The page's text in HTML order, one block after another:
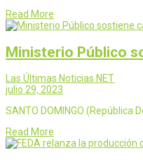
Read More
Ministerio Público
Las Últimas Noticias NET
julio 29, 2023
SANTO DOMINGO (República
Read More